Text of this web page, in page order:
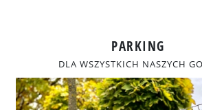
PARKING
DLA WSZYSTKICH NASZYCH